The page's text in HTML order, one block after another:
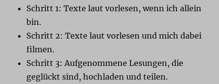
Schritt 1: Texte laut vorlesen, wenn ich allein
bin.
Schritt 2: Texte laut vorlesen und mich dabei
filmen.
Schritt 3: Aufgenommene Lesungen, die
geglückt sind, hochladen und teilen.